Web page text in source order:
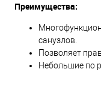
Преимущества:
санузлов.
Позволяет
Небольшие по